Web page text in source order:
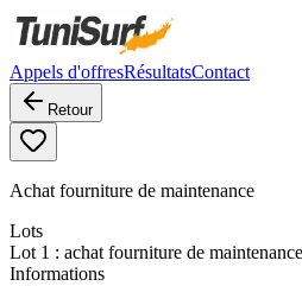
Appels d'offresRésultatsContact
Retour
Achat fourniture de maintenance
Lots
Lot 1 : achat fourniture de maintenance
Informations